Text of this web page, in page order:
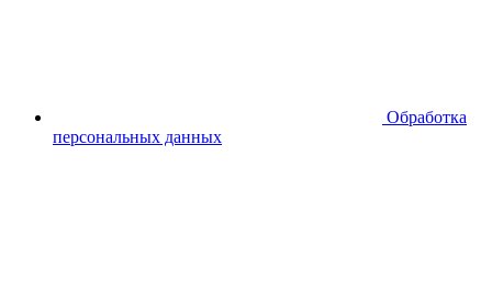
Обработка
персональных данных